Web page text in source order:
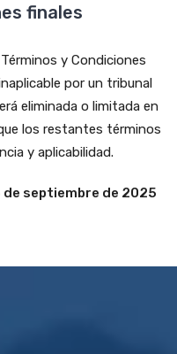
finales
y Condiciones
por un tribunal
eliminada o limitada en
los restantes términos
y aplicabilidad.
septiembre de 2025